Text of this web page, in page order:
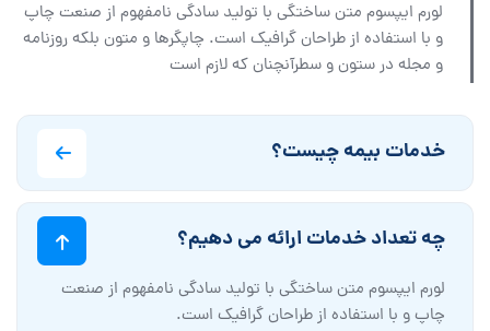
لورم ایپسوم متن ساختگی با تولید سادگی نامفهوم از صنعت چاپ
و با استفاده از طراحان گرافیک است. چاپگرها و متون بلکه روزنامه
و مجله در ستون و سطرآنچنان که لازم است
خدمات بیمه چیست؟
چه تعداد خدمات ارائه می دهیم؟
لورم ایپسوم متن ساختگی با تولید سادگی نامفهوم از صنعت
چاپ و با استفاده از طراحان گرافیک است.